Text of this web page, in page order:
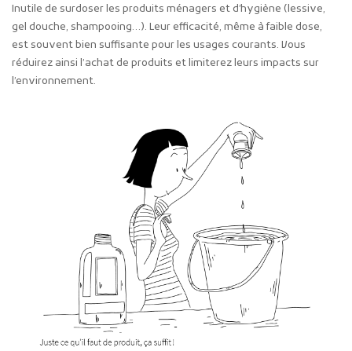
Inutile de surdoser les produits ménagers et d’hygiène (lessive,
gel douche, shampooing…). Leur efficacité, même à faible dose,
est souvent bien suffisante pour les usages courants. Vous
réduirez ainsi l’achat de produits et limiterez leurs impacts sur
l’environnement.